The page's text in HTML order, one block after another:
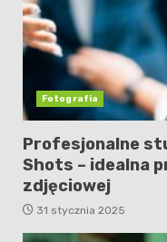
Fotografia
Profesjonalne
Shots – idealna
zdjęciowej
31 stycznia 2025